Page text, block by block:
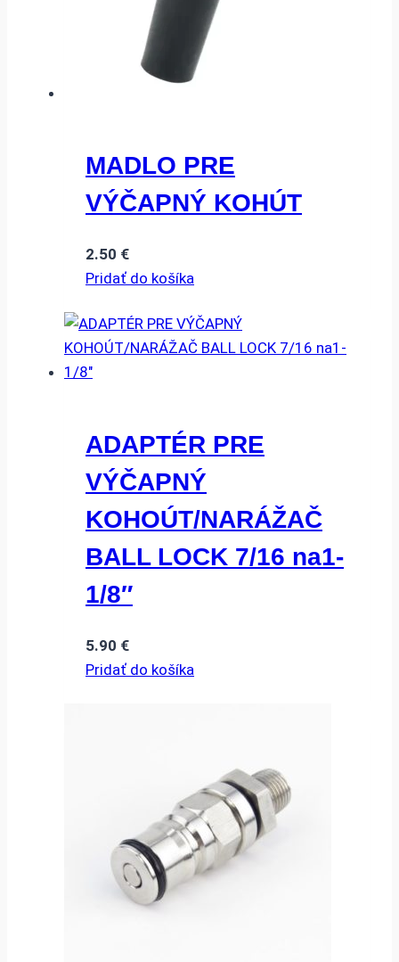
MADLO PRE
VÝČAPNÝ KOHÚT
2.50 €
Pridať do košíka
ADAPTÉR PRE
VÝČAPNÝ
KOHOÚT/NARÁŽAČ
BALL LOCK 7/16 na1-
1/8″
5.90 €
Pridať do košíka